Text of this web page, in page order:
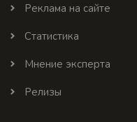
Реклама на сайте
Статистика
Мнение эксперта
Релизы